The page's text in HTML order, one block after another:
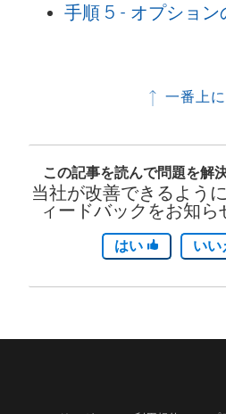
手順 5 - オプショ
一番上
この記事を読んで問題を解
当社が改善できるよう
ィードバックをお知ら
はい いい